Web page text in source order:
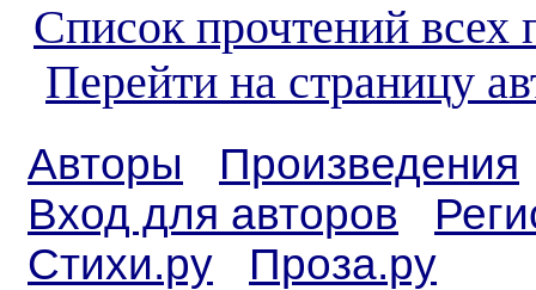
Список прочтений всех
Перейти на страницу
Авторы
Произведения
Вход для авторов
Стихи.ру
Проза.ру